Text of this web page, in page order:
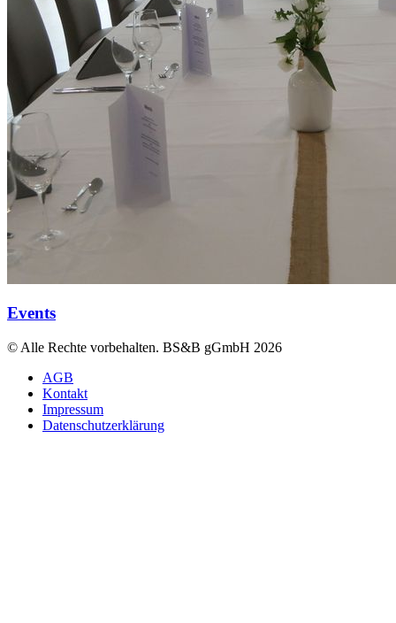
Events
© Alle Rechte vorbehalten. BS&B gGmbH 2026
AGB
Kontakt
Impressum
Datenschutzerklärung